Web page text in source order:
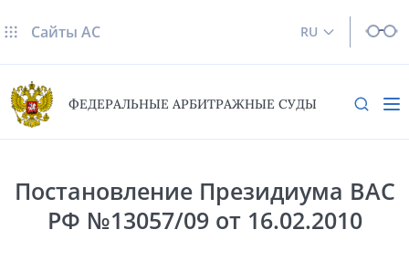
RU
Сайты AC
ФЕДЕРАЛЬНЫЕ АРБИТРАЖНЫЕ СУДЫ
Постановление Президиума ВАС
РФ №13057/09 от 16.02.2010